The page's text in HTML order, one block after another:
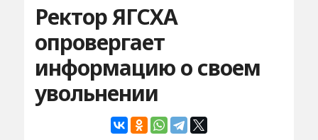
Ректор ЯГСХА
опровергает
информацию о своем
увольнении